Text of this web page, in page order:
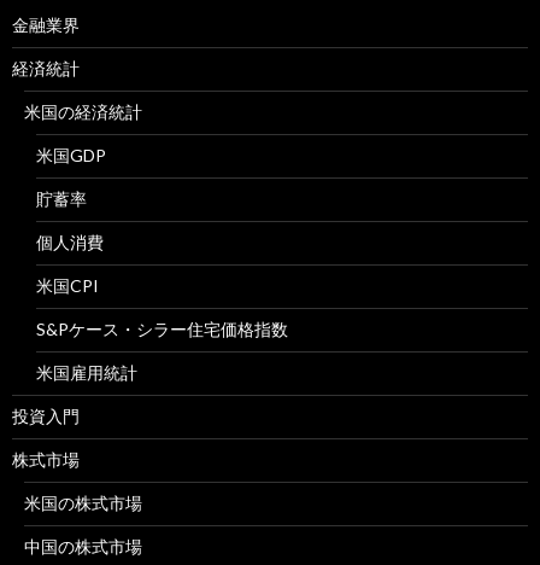
金融業界
経済統計
米国の経済統計
米国GDP
貯蓄率
個人消費
米国CPI
S&Pケース・シラー住宅価格指数
米国雇用統計
投資入門
株式市場
米国の株式市場
中国の株式市場